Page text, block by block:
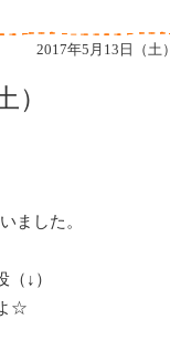
2017年5月13日（土）
）
ました。
↓）
☆